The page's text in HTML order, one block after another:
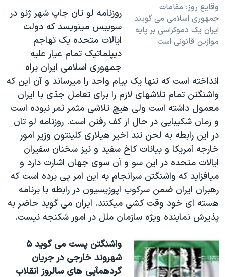
وقايع روز: مقامات
جمهوری اسلامی می گويند
ايران يک دموکراسی بر پايه
موازين قانونی است
روزنامه لو تان چاپ شهر ژنو در
سوييس مينويسد که دولت
ايالات متحده يک تهاجم
ديپلماتيک تمام عيار عليه
جمهوری اسلامی ايران براه
انداخته است که تنها يک پيام واحد را ميرساند و آن اين که
واشنگتن تمام تلاشهای لازم را برای تعامل جدّی با ايران
معمول داشته است ولی هيچ تلاشی مثمر ثمر نبوده است
و زمان شکيبايی در حال از کف رفتن است. روزنامه لو تان
در اين رابطه به لحن تند اخير هيلاری کلينتون وزير امور
خارجه آمريکا و بيانات کاخ سفيد و نيز سخنان سفيران
ايالات متحده در اين سو و آن سوی جهان اشارت دارد و
ميافزايد که واشنگتن سرانجام به اين امر پی برده است که
رهبران ايران ضمن سرکوب اپوزيسيون در رابطه با برنامه
هسته ای خود وقت کشی ميکنند. ايران می گويد حاضر به
پذيرش نماينده ويژه سازمان ملل در امور شکنجه نيست.
واشنگتن پست می گويد ۵
شهروند خارجی در جريان
گردهمآيی های سالروز انقلاب